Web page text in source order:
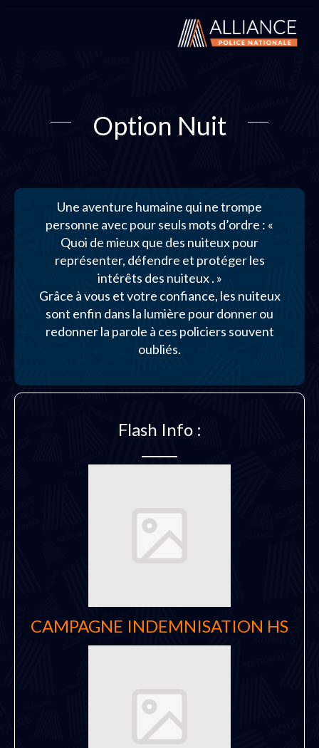
Option Nuit
Une aventure humaine qui ne trompe
personne avec pour seuls mots d’ordre : «
Quoi de mieux que des nuiteux pour
représenter, défendre et protéger les
intérêts des nuiteux . »
Grâce à vous et votre confiance, les nuiteux
sont enfin dans la lumière pour donner ou
redonner la parole à ces policiers souvent
oubliés.
Flash Info :
CAMPAGNE INDEMNISATION HS